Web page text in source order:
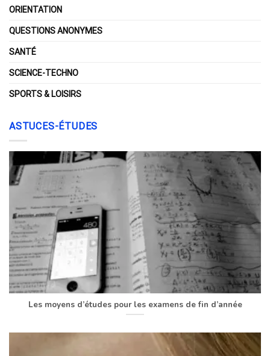
ORIENTATION
QUESTIONS ANONYMES
SANTÉ
SCIENCE-TECHNO
SPORTS & LOISIRS
ASTUCES-ÉTUDES
Les moyens d’études pour les examens de fin d’année